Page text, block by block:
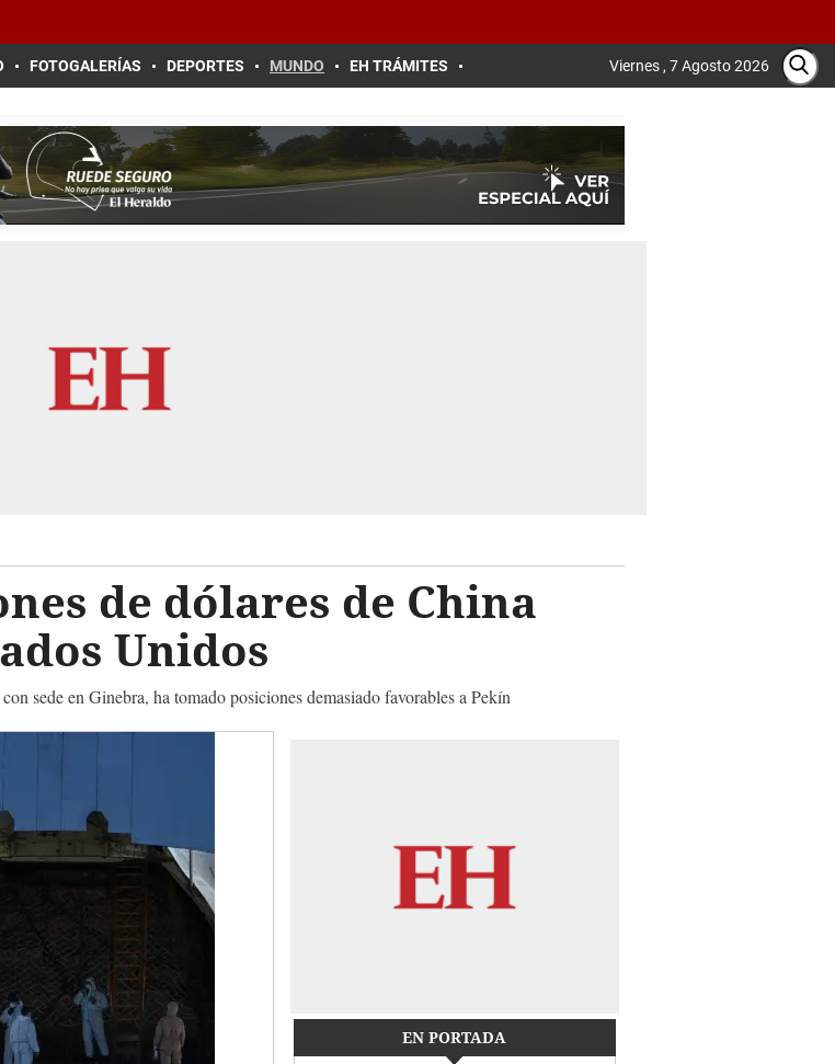
FOTOGALERÍAS DEPORTES MUNDO EH TRÁMITES Viernes , 7 Agosto 2026
de dólares de China
Unidos
sede en Ginebra, ha tomado posiciones demasiado favorables a Pekín
EN PORTADA